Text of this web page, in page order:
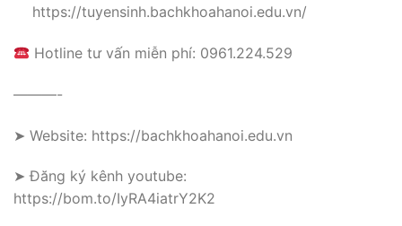
https://tuyensinh.bachkhoahanoi.edu.vn/
Hotline tư vấn miễn phí: 0961.224.529
———-
➤ Website: https://bachkhoahanoi.edu.vn
➤ Đăng ký kênh youtube:
https://bom.to/IyRA4iatrY2K2